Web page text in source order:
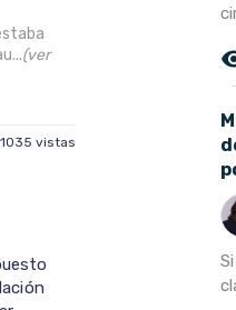
(ver
1035 vistas